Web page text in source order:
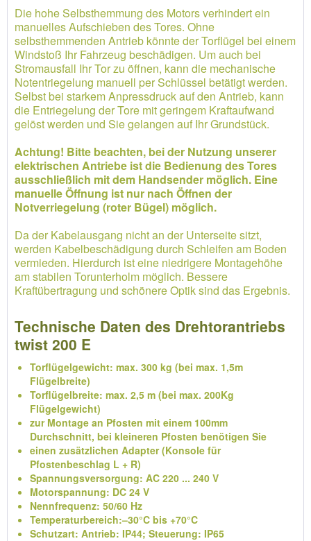
Die hohe Selbsthemmung des Motors verhindert ein
manuelles Aufschieben des Tores. Ohne
selbsthemmenden Antrieb könnte der Torflügel bei einem
Windstoß Ihr Fahrzeug beschädigen. Um auch bei
Stromausfall Ihr Tor zu öffnen, kann die mechanische
Notentriegelung manuell per Schlüssel betätigt werden.
Selbst bei starkem Anpressdruck auf den Antrieb, kann
die Entriegelung der Tore mit geringem Kraftaufwand
gelöst werden und Sie gelangen auf Ihr Grundstück.
Achtung! Bitte beachten, bei der Nutzung unserer
elektrischen Antriebe ist die Bedienung des Tores
ausschließlich mit dem Handsender möglich. Eine
manuelle Öffnung ist nur nach Öffnen der
Notverriegelung (roter Bügel) möglich.
Da der Kabelausgang nicht an der Unterseite sitzt,
werden Kabelbeschädigung durch Schleifen am Boden
vermieden. Hierdurch ist eine niedrigere Montagehöhe
am stabilen Torunterholm möglich. Bessere
Kraftübertragung und schönere Optik sind das Ergebnis.
Technische Daten des Drehtorantriebs
twist 200 E
Torflügelgewicht: max. 300 kg (bei max. 1,5m
Flügelbreite)
Torflügelbreite: max. 2,5 m (bei max. 200Kg
Flügelgewicht)
zur Montage an Pfosten mit einem 100mm
Durchschnitt, bei kleineren Pfosten benötigen Sie
einen zusätzlichen Adapter (Konsole für
Pfostenbeschlag L + R)
Spannungsversorgung: AC 220 ... 240 V
Motorspannung: DC 24 V
Nennfrequenz: 50/60 Hz
Temperaturbereich:–30°C bis +70°C
Schutzart: Antrieb: IP44; Steuerung: IP65